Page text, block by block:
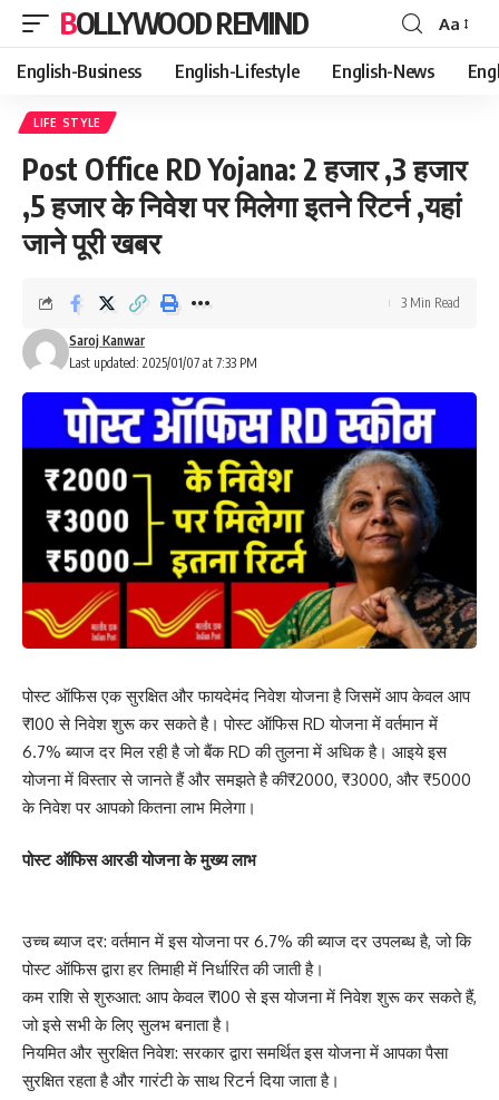
BOLLYWOOD REMIND
Font
Resizer
Aa
English-Business English-Lifestyle English-News
LIFE STYLE
Post Office RD Yojana: 2 हजार ,3 हजार
,5 हजार के निवेश पर मिलेगा इतने रिटर्न ,यहां
जाने पूरी खबर
Last updated: 2025/01/07 at 7:33 PM
Saroj Kanwar
3 Min Read
पोस्ट ऑफिस एक सुरक्षित और फायदेमंद निवेश योजना है जिसमें आप केवल आप
₹100 से निवेश शुरू कर सकते है। पोस्ट ऑफिस RD योजना में वर्तमान में
6.7% ब्याज दर मिल रही है जो बैंक RD की तुलना में अधिक है। आइये इस
योजना में विस्तार से जानते हैं और समझते है की₹2000, ₹3000, और ₹5000
के निवेश पर आपको कितना लाभ मिलेगा।
पोस्ट ऑफिस आरडी योजना के मुख्य लाभ
उच्च ब्याज दर: वर्तमान में इस योजना पर 6.7% की ब्याज दर उपलब्ध है, जो कि
पोस्ट ऑफिस द्वारा हर तिमाही में निर्धारित की जाती है।
कम राशि से शुरुआत: आप केवल ₹100 से इस योजना में निवेश शुरू कर सकते हैं,
जो इसे सभी के लिए सुलभ बनाता है।
नियमित और सुरक्षित निवेश: सरकार द्वारा समर्थित इस योजना में आपका पैसा
सुरक्षित रहता है और गारंटी के साथ रिटर्न दिया जाता है।